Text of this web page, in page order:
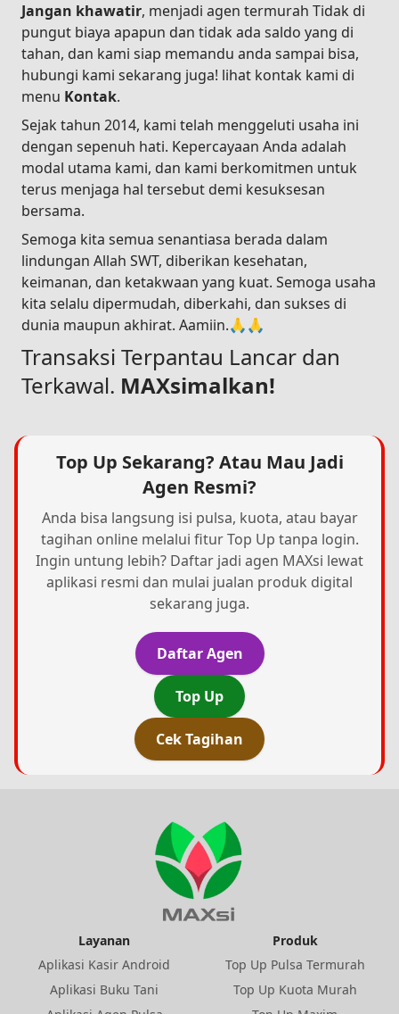
Jangan khawatir, menjadi agen termurah Tidak di
pungut biaya apapun dan tidak ada saldo yang di
tahan, dan kami siap memandu anda sampai bisa,
hubungi kami sekarang juga! lihat kontak kami di
menu Kontak.
Sejak tahun 2014, kami telah menggeluti usaha ini
dengan sepenuh hati. Kepercayaan Anda adalah
modal utama kami, dan kami berkomitmen untuk
terus menjaga hal tersebut demi kesuksesan
bersama.
Semoga kita semua senantiasa berada dalam
lindungan Allah SWT, diberikan kesehatan,
keimanan, dan ketakwaan yang kuat. Semoga usaha
kita selalu dipermudah, diberkahi, dan sukses di
dunia maupun akhirat. Aamiin.🙏🙏
Transaksi Terpantau Lancar dan
Terkawal. MAXsimalkan!
Top Up Sekarang? Atau Mau Jadi
Agen Resmi?
Anda bisa langsung isi pulsa, kuota, atau bayar
tagihan online melalui fitur Top Up tanpa login.
Ingin untung lebih? Daftar jadi agen MAXsi lewat
aplikasi resmi dan mulai jualan produk digital
sekarang juga.
Daftar Agen
Top Up
Cek Tagihan
Layanan
Aplikasi Kasir Android
Aplikasi Buku Tani
Produk
Top Up Pulsa Termurah
Top Up Kuota Murah